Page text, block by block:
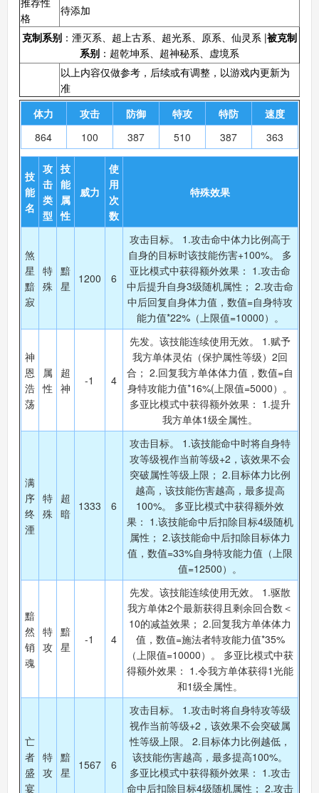
奥拉星手机版 搜 手
格
待添加
克制系别：湮灭系、超上古系、超光系、原系、仙灵系 |被克制
系别：超乾坤系、超神秘系、虚境系
以上内容仅做参考，后续或有调整，以游戏内更新为
准
体力
攻击 防御 特攻 特防
速度
864
100 387 510 387 363
技
能
名
攻
击
类
型
技
能
属
性
威力
使
用
次
数
特殊效果
煞
星
黯
寂
特
殊
黯
星
1200 6
攻击目标。 1.攻击命中体力比例高于
自身的目标时该技能伤害+100%。 多
亚比模式中获得额外效果： 1.攻击命
中后提升自身3级随机属性； 2.攻击命
中后回复自身体力值，数值=自身特攻
能力值*22%（上限值=10000）。
神
恩
浩
荡
属
性
超
神
-1 4
先发。该技能连续使用无效。 1.赋予
我方单体灵佑（保护属性等级）2回
合； 2.回复我方单体体力值，数值=自
身特攻能力值*16%(上限值=5000）。
多亚比模式中获得额外效果： 1.提升
我方单体1级全属性。
满
序
终
湮
特
殊
超
暗
1333 6
攻击目标。 1.该技能命中时将自身特
攻等级视作当前等级+2，该效果不会
突破属性等级上限； 2.目标体力比例
越高，该技能伤害越高，最多提高
100%。 多亚比模式中获得额外效
果： 1.该技能命中后扣除目标4级随机
属性； 2.该技能命中后扣除目标体力
值，数值=33%自身特攻能力值（上限
值=12500）。
黯
然
销
魂
特
攻
黯
星
-1 4
先发。该技能连续使用无效。 1.驱散
我方单体2个最新获得且剩余回合数＜
10的减益效果； 2.回复我方单体体力
值，数值=施法者特攻能力值*35%
（上限值=10000）。 多亚比模式中获
得额外效果： 1.令我方单体获得1光能
和1级全属性。
亡
者
盛
宴
特
攻
黯
星
1567 6
攻击目标。 1.攻击时将自身特攻等级
视作当前等级+2，该效果不会突破属
性等级上限。 2.目标体力比例越低，
该技能伤害越高，最多提高100%。
多亚比模式中获得额外效果： 1.攻击
命中后扣除目标4级随机属性； 2.攻击